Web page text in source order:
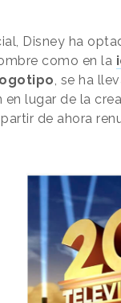
Disney ha
como en la
, se ha
lugar de la
de ahora